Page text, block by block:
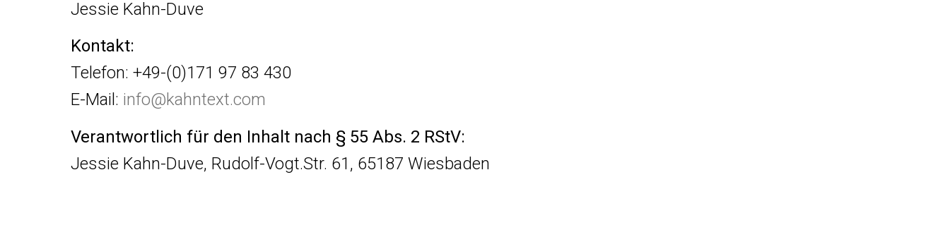
Jessie Kahn-Duve
Kontakt:
Telefon: +49-(0)171 97 83 430
E-Mail: info@kahntext.com
Verantwortlich für den Inhalt nach § 55 Abs. 2 RStV:
Jessie Kahn-Duve, Rudolf-Vogt.Str. 61, 65187 Wiesbaden